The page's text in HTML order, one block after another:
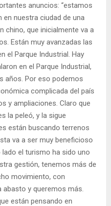
anuncios: “estamos
en nuestra ciudad de una
chino, que inicialmente va a
Están muy avanzadas las
el Parque Industrial. Hay
en el Parque Industrial,
años. Por eso podemos
complicada del país
y ampliaciones. Claro que
la peleó, y la sigue
están buscando terrenos
va a ser muy beneficioso
el turismo ha sido uno
gestión, tenemos más de
movimiento, con
abasto y queremos más.
están pensando en